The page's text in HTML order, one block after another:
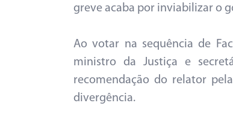
greve acaba por inviabilizar o
Ao votar na sequência de
ministro da Justiça e
recomendação do relator
divergência.